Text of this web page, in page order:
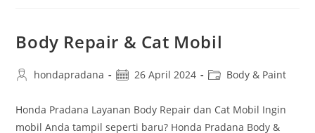
Body Repair & Cat Mobil
hondapradana 26 April 2024 Body & Paint
Honda Pradana Layanan Body Repair dan Cat Mobil Ingin
mobil Anda tampil seperti baru? Honda Pradana Body &